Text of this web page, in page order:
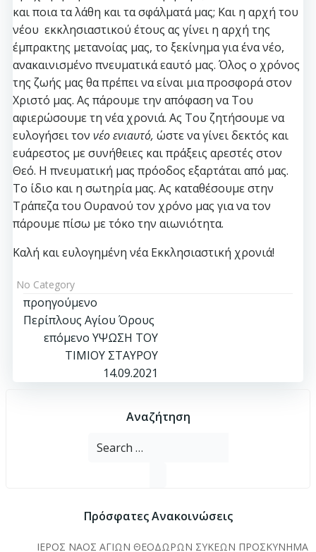
και ποια τα λάθη και τα σφάλματά μας; Και η αρχή του
νέου εκκλησιαστικού έτους ας γίνει η αρχή της
έμπρακτης μετανοίας μας, το ξεκίνημα για ένα νέο,
ανακαινισμένο πνευματικά εαυτό μας. Όλος ο χρόνος
της ζωής μας θα πρέπει να είναι μια προσφορά στον
Χριστό μας. Ας πάρουμε την απόφαση να Του
αφιερώσουμε τη νέα χρονιά. Ας Του ζητήσουμε να
ευλογήσει τον νέο ενιαυτό, ώστε να γίνει δεκτός και
ευάρεστος με συνήθειες και πράξεις αρεστές στον
Θεό. Η πνευματική μας πρόοδος εξαρτάται από μας.
Το ίδιο και η σωτηρία μας. Ας καταθέσουμε στην
Τράπεζα του Ουρανού τον χρόνο μας για να τον
πάρουμε πίσω με τόκο την αιωνιότητα.
Καλή και ευλογημένη νέα Εκκλησιαστική χρονιά!
No Category
Πλοήγηση
άρθρων
προηγούμενο
Περίπλους Αγίου Όρους
Πλοήγηση
άρθρων
επόμενο ΥΨΩΣΗ ΤΟΥ
ΤΙΜΙΟΥ ΣΤΑΥΡΟΥ
14.09.2021
Αναζήτηση
Search
Πρόσφατες Ανακοινώσεις
ΙΕΡΟΣ ΝΑΟΣ ΑΓΙΩΝ ΘΕΟΔΩΡΩΝ ΣΥΚΕΩΝ ΠΡΟΣΚΥΝΗΜΑ